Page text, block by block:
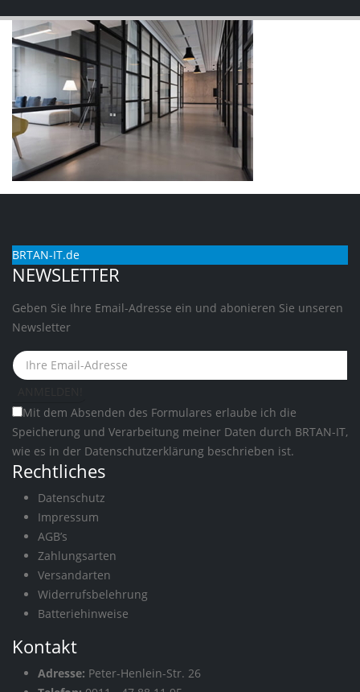
BRTAN-IT.de
NEWSLETTER
Geben Sie Ihre Email-Adresse ein und abonieren Sie unseren
Newsletter
Mit dem Absenden des Formulares erlaube ich die
Speicherung und Verarbeitung meiner Daten durch BRTAN-IT,
wie es in der Datenschutzerklärung beschrieben ist.
Rechtliches
Datenschutz
Impressum
AGB’s
Zahlungsarten
Versandarten
Widerrufsbelehrung
Batteriehinweise
Kontakt
Adresse: Peter-Henlein-Str. 26